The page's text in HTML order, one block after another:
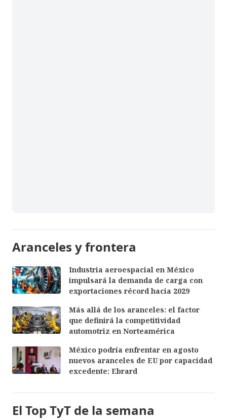
Aranceles y frontera
Industria aeroespacial en México
impulsará la demanda de carga con
exportaciones récord hacia 2029
Más allá de los aranceles: el factor
que definirá la competitividad
automotriz en Norteamérica
México podría enfrentar en agosto
nuevos aranceles de EU por capacidad
excedente: Ebrard
El Top TyT de la semana